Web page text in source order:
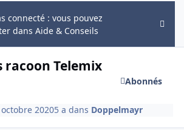
connecté : vous pouvez
dans Aide & Conseils
Hide
racoon Telemix
Abonnés
20205 a dans Doppelmayr